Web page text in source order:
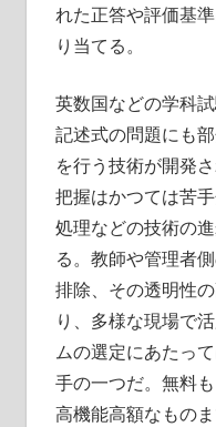
れた正答や評価基
り当てる。
英数国などの学科
記述式の問題にも
を行う技術が開発
把握はかつては苦
処理などの技術の
る。教師や管理者
排除、その透明性
り、多様な現場で
ムの選定にあたっ
手の一つだ。無料
高機能高額なもの